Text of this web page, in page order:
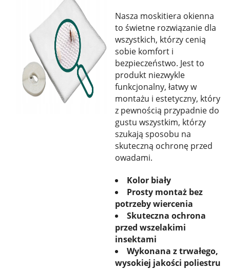
Nasza moskitiera okienna
to świetne rozwiązanie dla
wszystkich, którzy cenią
sobie komfort i
bezpieczeństwo. Jest to
produkt niezwykle
funkcjonalny, łatwy w
montażu i estetyczny, który
z pewnością przypadnie do
gustu wszystkim, którzy
szukają sposobu na
skuteczną ochronę przed
owadami.
Kolor biały
Prosty montaż bez
potrzeby wiercenia
Skuteczna ochrona
przed wszelakimi
insektami
Wykonana z trwałego,
wysokiej jakości poliestru